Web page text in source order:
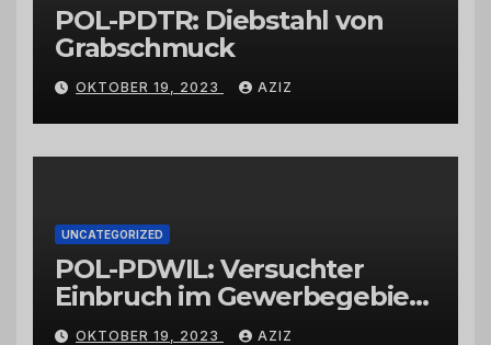
POL-PDTR: Diebstahl von
Grabschmuck
OKTOBER 19, 2023 AZIZ
UNCATEGORIZED
POL-PDWIL: Versuchter
Einbruch im Gewerbegebiet
Wittlich
OKTOBER 19, 2023 AZIZ